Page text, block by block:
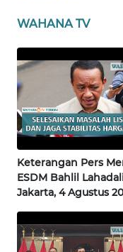
WAHANA TV
Keterangan Pers
ESDM Bahlil
Jakarta, 4 Agustus
WN
WN
SUMBAR
WN
SUMSEL
WN
BENGKULU